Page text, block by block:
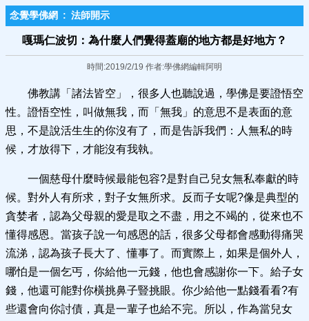
念覺學佛網 : 法師開示
嘎瑪仁波切：為什麼人們覺得蓋廟的地方都是好地方？
時間:2019/2/19 作者:學佛網編輯阿明
佛教講「諸法皆空」，很多人也聽說過，學佛是要證悟空
性。證悟空性，叫做無我，而「無我」的意思不是表面的意
思，不是說活生生的你沒有了，而是告訴我們：人無私的時
候，才放得下，才能沒有我執。
一個慈母什麼時候最能包容?是對自己兒女無私奉獻的時
候。對外人有所求，對子女無所求。反而子女呢?像是典型的
貪婪者，認為父母親的愛是取之不盡，用之不竭的，從來也不
懂得感恩。當孩子說一句感恩的話，很多父母都會感動得痛哭
流涕，認為孩子長大了、懂事了。而實際上，如果是個外人，
哪怕是一個乞丐，你給他一元錢，他也會感謝你一下。給子女
錢，他還可能對你橫挑鼻子豎挑眼。你少給他一點錢看看?有
些還會向你討債，真是一輩子也給不完。所以，作為當兒女